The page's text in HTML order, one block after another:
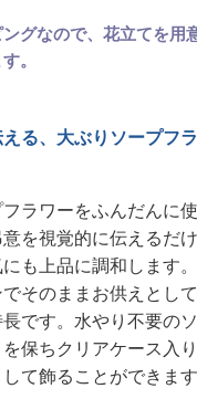
グなので、花立てを用
。
る、大ぶりソープフ
ラワーをふんだんに
を視覚的に伝えるだ
も上品に調和します
そのままお供えとし
です。水やり不要の
保ちクリアケース入
て飾ることができます